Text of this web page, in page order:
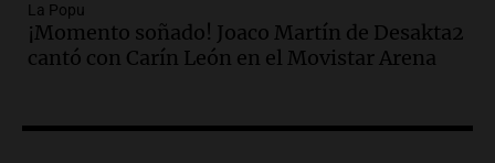
Episodios
Audio. Una nutricionista derribó el mito
del desayuno ideal: qué alimentos
La Popu
¡Momento soñado! Joaco Martín de Desakta2
cantó con Carín León en el Movistar Arena